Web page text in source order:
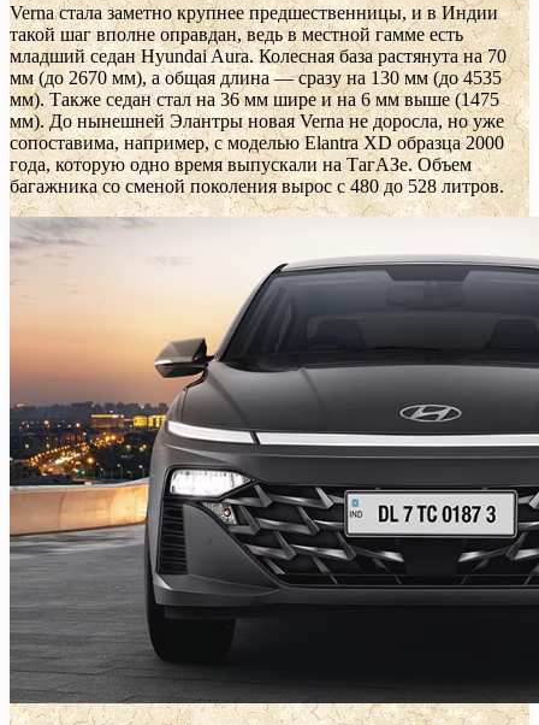
Verna стала заметно крупнее предшественницы, и в Индии
такой шаг вполне оправдан, ведь в местной гамме есть
младший седан Hyundai Aura. Колесная база растянута на 70
мм (до 2670 мм), а общая длина — сразу на 130 мм (до 4535
мм). Также седан стал на 36 мм шире и на 6 мм выше (1475
мм). До нынешней Элантры новая Verna не доросла, но уже
сопоставима, например, с моделью Elantra XD образца 2000
года, которую одно время выпускали на ТагАЗе. Объем
багажника со сменой поколения вырос с 480 до 528 литров.